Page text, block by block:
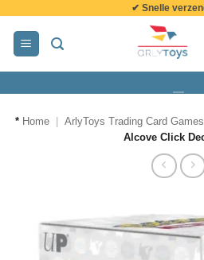
inhoud
✔ Snelle
* Home ArlyToys Trading Card Games
Alcove Click